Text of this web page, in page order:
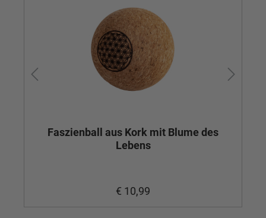
Faszienball aus Kork mit Blume des
Lebens
€ 10,99